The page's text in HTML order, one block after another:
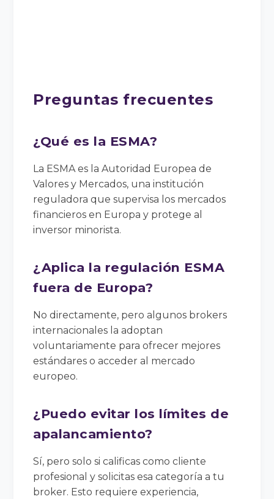
Preguntas frecuentes
¿Qué es la ESMA?
La ESMA es la Autoridad Europea de
Valores y Mercados, una institución
reguladora que supervisa los mercados
financieros en Europa y protege al
inversor minorista.
¿Aplica la regulación ESMA
fuera de Europa?
No directamente, pero algunos brokers
internacionales la adoptan
voluntariamente para ofrecer mejores
estándares o acceder al mercado
europeo.
¿Puedo evitar los límites de
apalancamiento?
Sí, pero solo si calificas como cliente
profesional y solicitas esa categoría a tu
broker. Esto requiere experiencia,